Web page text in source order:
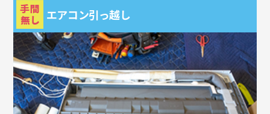
手間
無し エアコン引っ越し